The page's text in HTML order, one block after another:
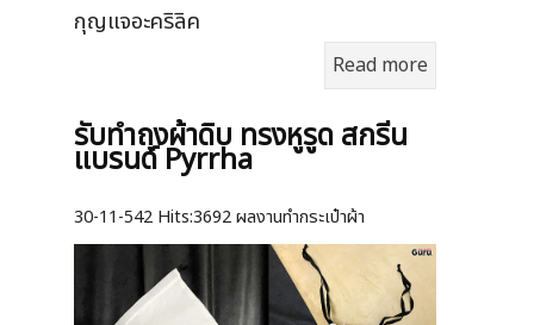
กุญแจอะคริลิค
Read more
รับทำถุงผ้าดิบ ทรงหูรูด สกรีน
แบรนด์ Pyrrha
30-11-542 Hits:3692 ผลงานทำกระเป๋าผ้า